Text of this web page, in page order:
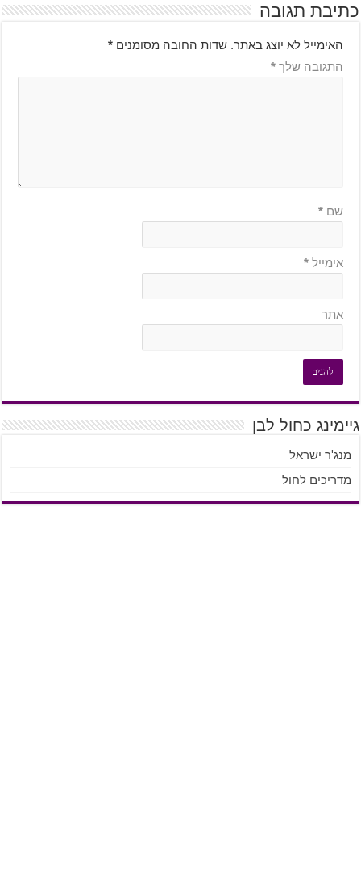
כתיבת תגובה
האימייל לא יוצג באתר. שדות החובה מסומנים *
התגובה שלך *
שם *
אימייל *
אתר
גיימינג כחול לבן
מנג'ר ישראל
מדריכים לחול